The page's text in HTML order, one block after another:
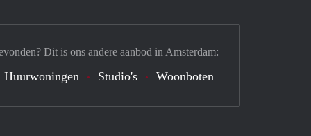
Dit is ons andere aanbod in Amsterdam:
Huurwoningen Studio's Woonboten